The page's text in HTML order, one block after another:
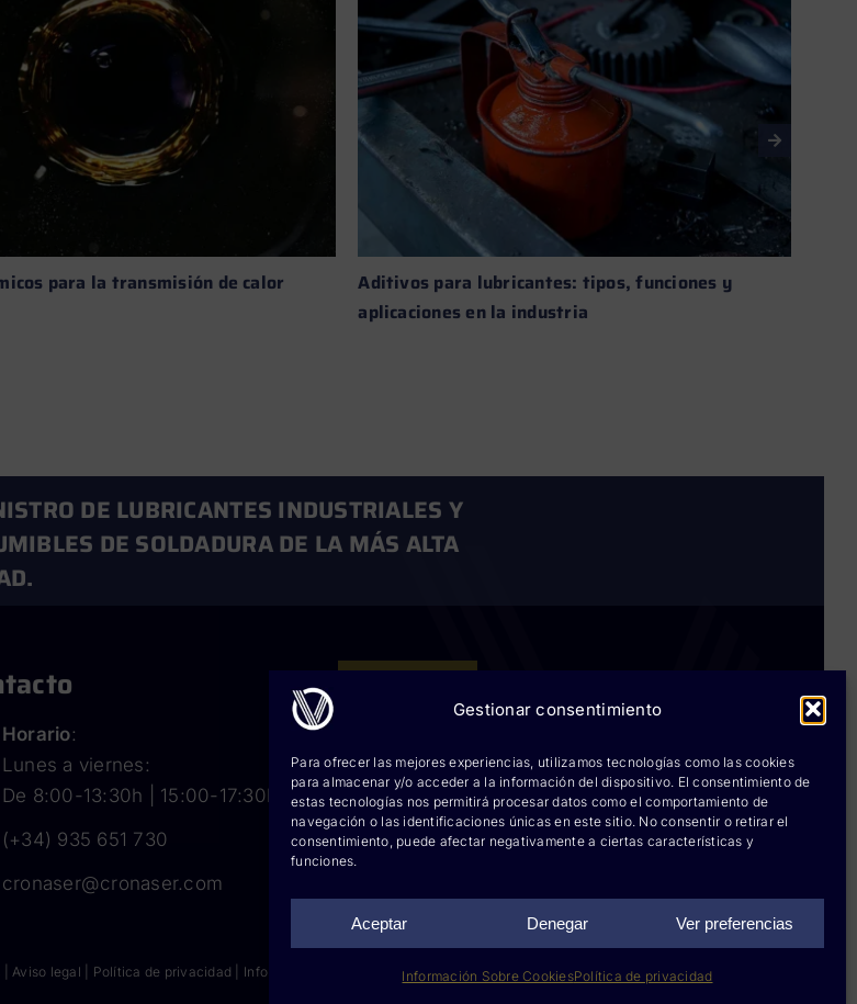
Gestionar consentimiento
Para ofrecer las mejores experiencias, utilizamos tecnologías como las cookies
para almacenar y/o acceder a la información del dispositivo. El consentimiento de
estas tecnologías nos permitirá procesar datos como el comportamiento de
navegación o las identificaciones únicas en este sitio. No consentir o retirar el
consentimiento, puede afectar negativamente a ciertas características y
funciones.
Aceptar Denegar Ver preferencias
Información Sobre CookiesPolítica de privacidad
para la transmisión de calor
Aditivos para lubricantes: tipos, funciones y
aplicaciones en la industria
DE LUBRICANTES INDUSTRIALES Y
DE SOLDADURA DE LA MÁS ALTA
Horario:
Lunes a viernes:
De 8:00-13:30h | 15:00-17:30h
(+34) 935 651 730
cronaser@cronaser.com
Corium chemicals
Corium sprays
Cronatron
|Aviso legal Política de privacidad Información sobre cookies|Diseño web: qualitystudio